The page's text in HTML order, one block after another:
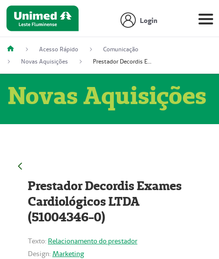
Login
Acesso Rápido
Comunicação
Novas Aquisições
Prestador Decordis Exames Cardiológicos LTDA (51004346-0)
Novas Aquisições
Prestador Decordis Exames
Cardiológicos LTDA
(51004346-0)
Texto: Relacionamento do prestador
Design: Marketing